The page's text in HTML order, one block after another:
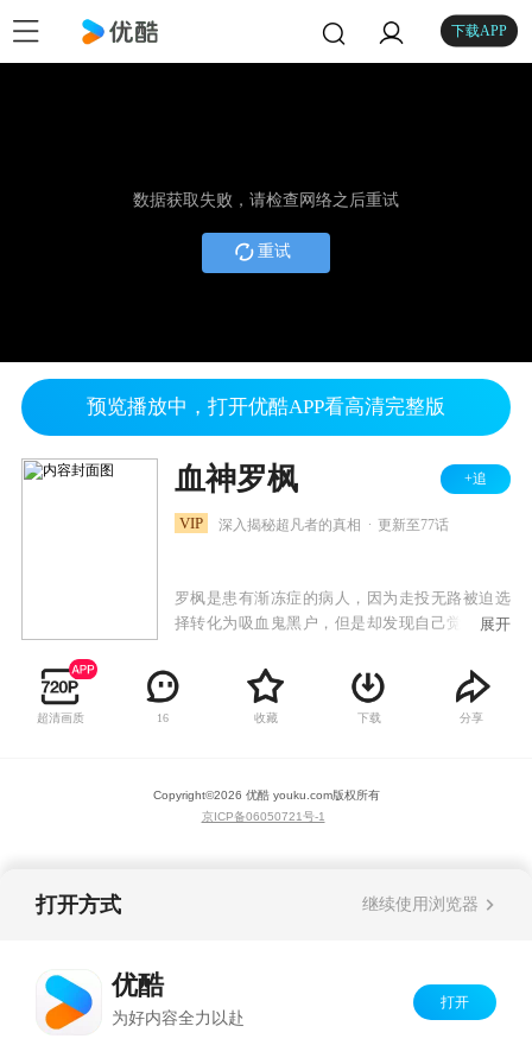
下载APP
数据获取失败，请检查网络之后重试
重试
预览播放中，打开优酷APP看高清完整版
血神罗枫 +追
VIP 深入揭秘超凡者的真相 更新至77话
罗枫是患有渐冻症的病人，因为走投无路被迫选
择转化为吸血鬼黑户，但是却发现自己觉醒了食
此闯入了超凡者的世界，逐渐了解这个世界超凡
者的真相。
展开
超清画质 16 收藏 下载 分享
Copyright©2026 优酷 youku.com版权所有
京ICP备06050721号-1
打开方式 继续使用浏览器
优酷
为好内容全力以赴
打开